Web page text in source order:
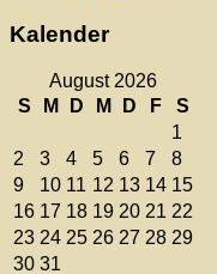
Kalender
August 2026
S
M D M D F
S
1
2
3 4 5 6 7
8
9
10 11 12 13 14 15
16 17 18 19 20 21 22
23 24 25 26 27 28 29
30 31